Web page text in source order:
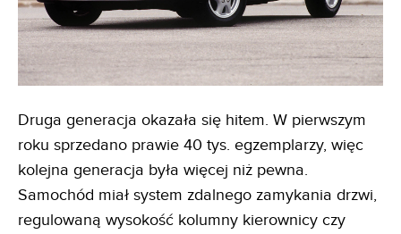
Druga generacja okazała się hitem. W pierwszym
roku sprzedano prawie 40 tys. egzemplarzy, więc
kolejna generacja była więcej niż pewna.
Samochód miał system zdalnego zamykania drzwi,
regulowaną wysokość kolumny kierownicy czy